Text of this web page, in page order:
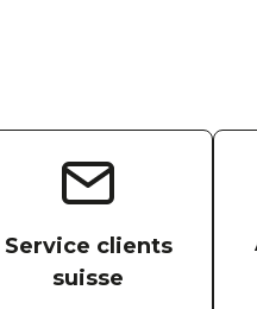
Service clients
suisse